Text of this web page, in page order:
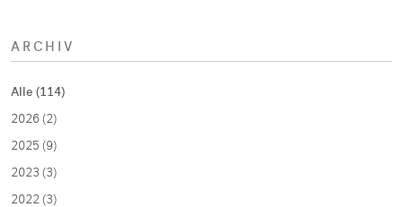
ARCHIV
Alle (114)
2026 (2)
2025 (9)
2023 (3)
2022 (3)